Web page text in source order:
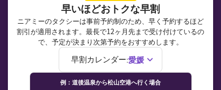
早いほどおトクな早割
ニアミーのタクシーは事前予約制のため、早く予約するほど
割引が適用されます。最長で12ヶ月先まで受け付けているの
で、予定が決まり次第予約をおすすめします。
早割カレンダー:愛媛
例：道後温泉から松山空港へ行く場合